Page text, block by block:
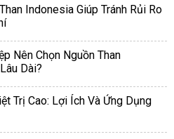
Indonesia Giúp Tránh Rủi Ro
Nên Chọn Nguồn Than
Dài?
Trị Cao: Lợi Ích Và Ứng Dụng